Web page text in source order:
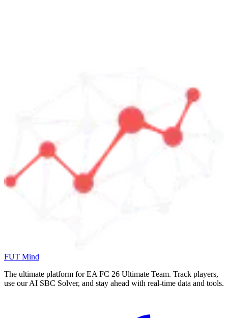
FUT Mind
The ultimate platform for EA FC 26 Ultimate Team. Track players,
use our AI SBC Solver, and stay ahead with real-time data and tools.